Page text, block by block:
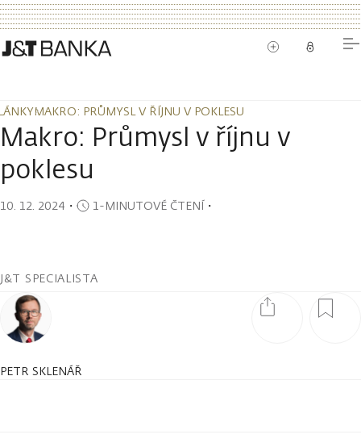
MAKRO: PRŮMYSL V ŘÍJNU V POKLESU
MAKRO: PRŮMYSL V ŘÍJNU V POKLESU
Makro: Průmysl v říjnu v
poklesu
10. 12. 2024 ・ 1-MINUTOVÉ ČTENÍ・
J&T SPECIALISTA
PETR SKLENÁŘ